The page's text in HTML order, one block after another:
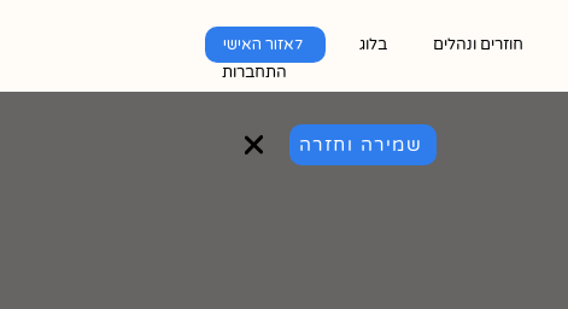
לאזור האישי
התחברות
חוזרים ונהלים בלוג
שמירה וחזרה